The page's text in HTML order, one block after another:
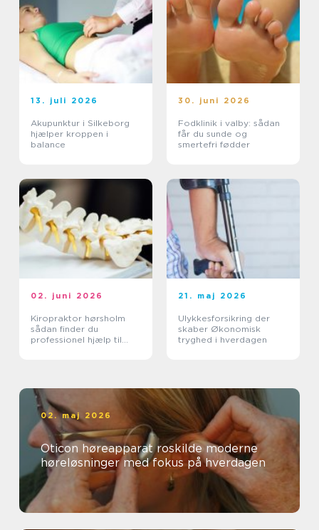
13. juli 2026
Akupunktur i Silkeborg
hjælper kroppen i
balance
30. juni 2026
Fodklinik i valby: sådan
får du sunde og
smertefri fødder
02. juni 2026
Kiropraktor hørsholm
sådan finder du
professionel hjælp til
21. maj 2026
Ulykkesforsikring der
skaber Økonomisk
tryghed i hverdagen
02. maj 2026
Oticon høreapparat roskilde moderne
høreløsninger med fokus på hverdagen